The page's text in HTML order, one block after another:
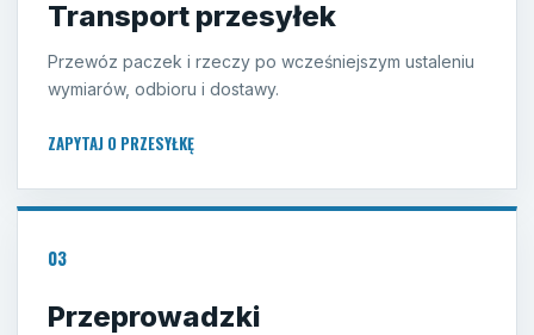
Transport przesyłek
Przewóz paczek i rzeczy po wcześniejszym ustaleniu
wymiarów, odbioru i dostawy.
ZAPYTAJ O PRZESYŁKĘ
03
Przeprowadzki